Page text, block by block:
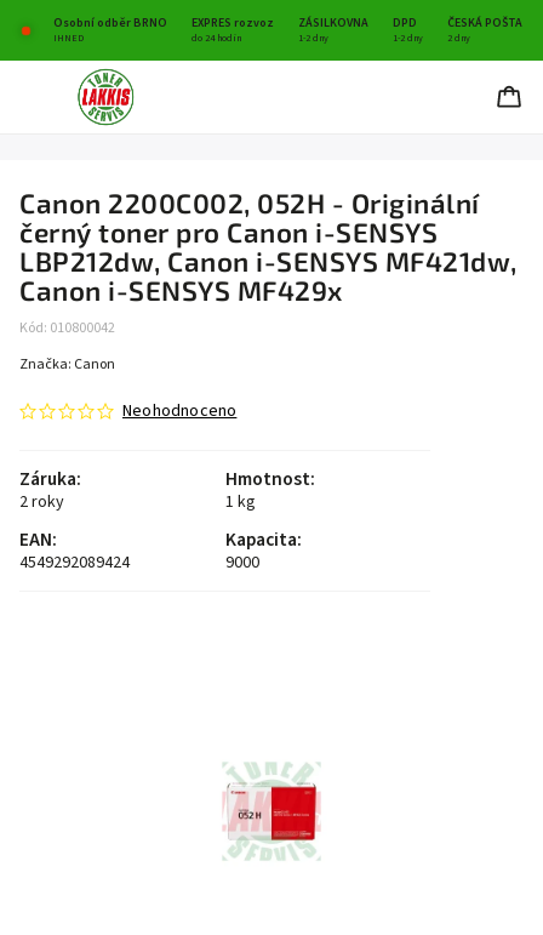
Osobní odběr BRNO EXPRES rozvoz ZÁSILKOVNA DPD ČESKÁ POŠTA
IHNED do 24 hodin 1-2 dny 1-2 dny 2 dny
Canon 2200C002, 052H - Originální
černý toner pro Canon i-SENSYS
LBP212dw, Canon i-SENSYS MF421dw,
Canon i-SENSYS MF429x
Kód: 010800042
Neohodnoceno
Záruka:
2 roky
Hmotnost:
1 kg
EAN:
4549292089424
Kapacita:
9000
Značka: Canon